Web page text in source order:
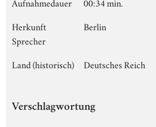
Herkunft
Sprecher
Berlin
Land (historisch) Deutsches Reich
Verschlagwortung